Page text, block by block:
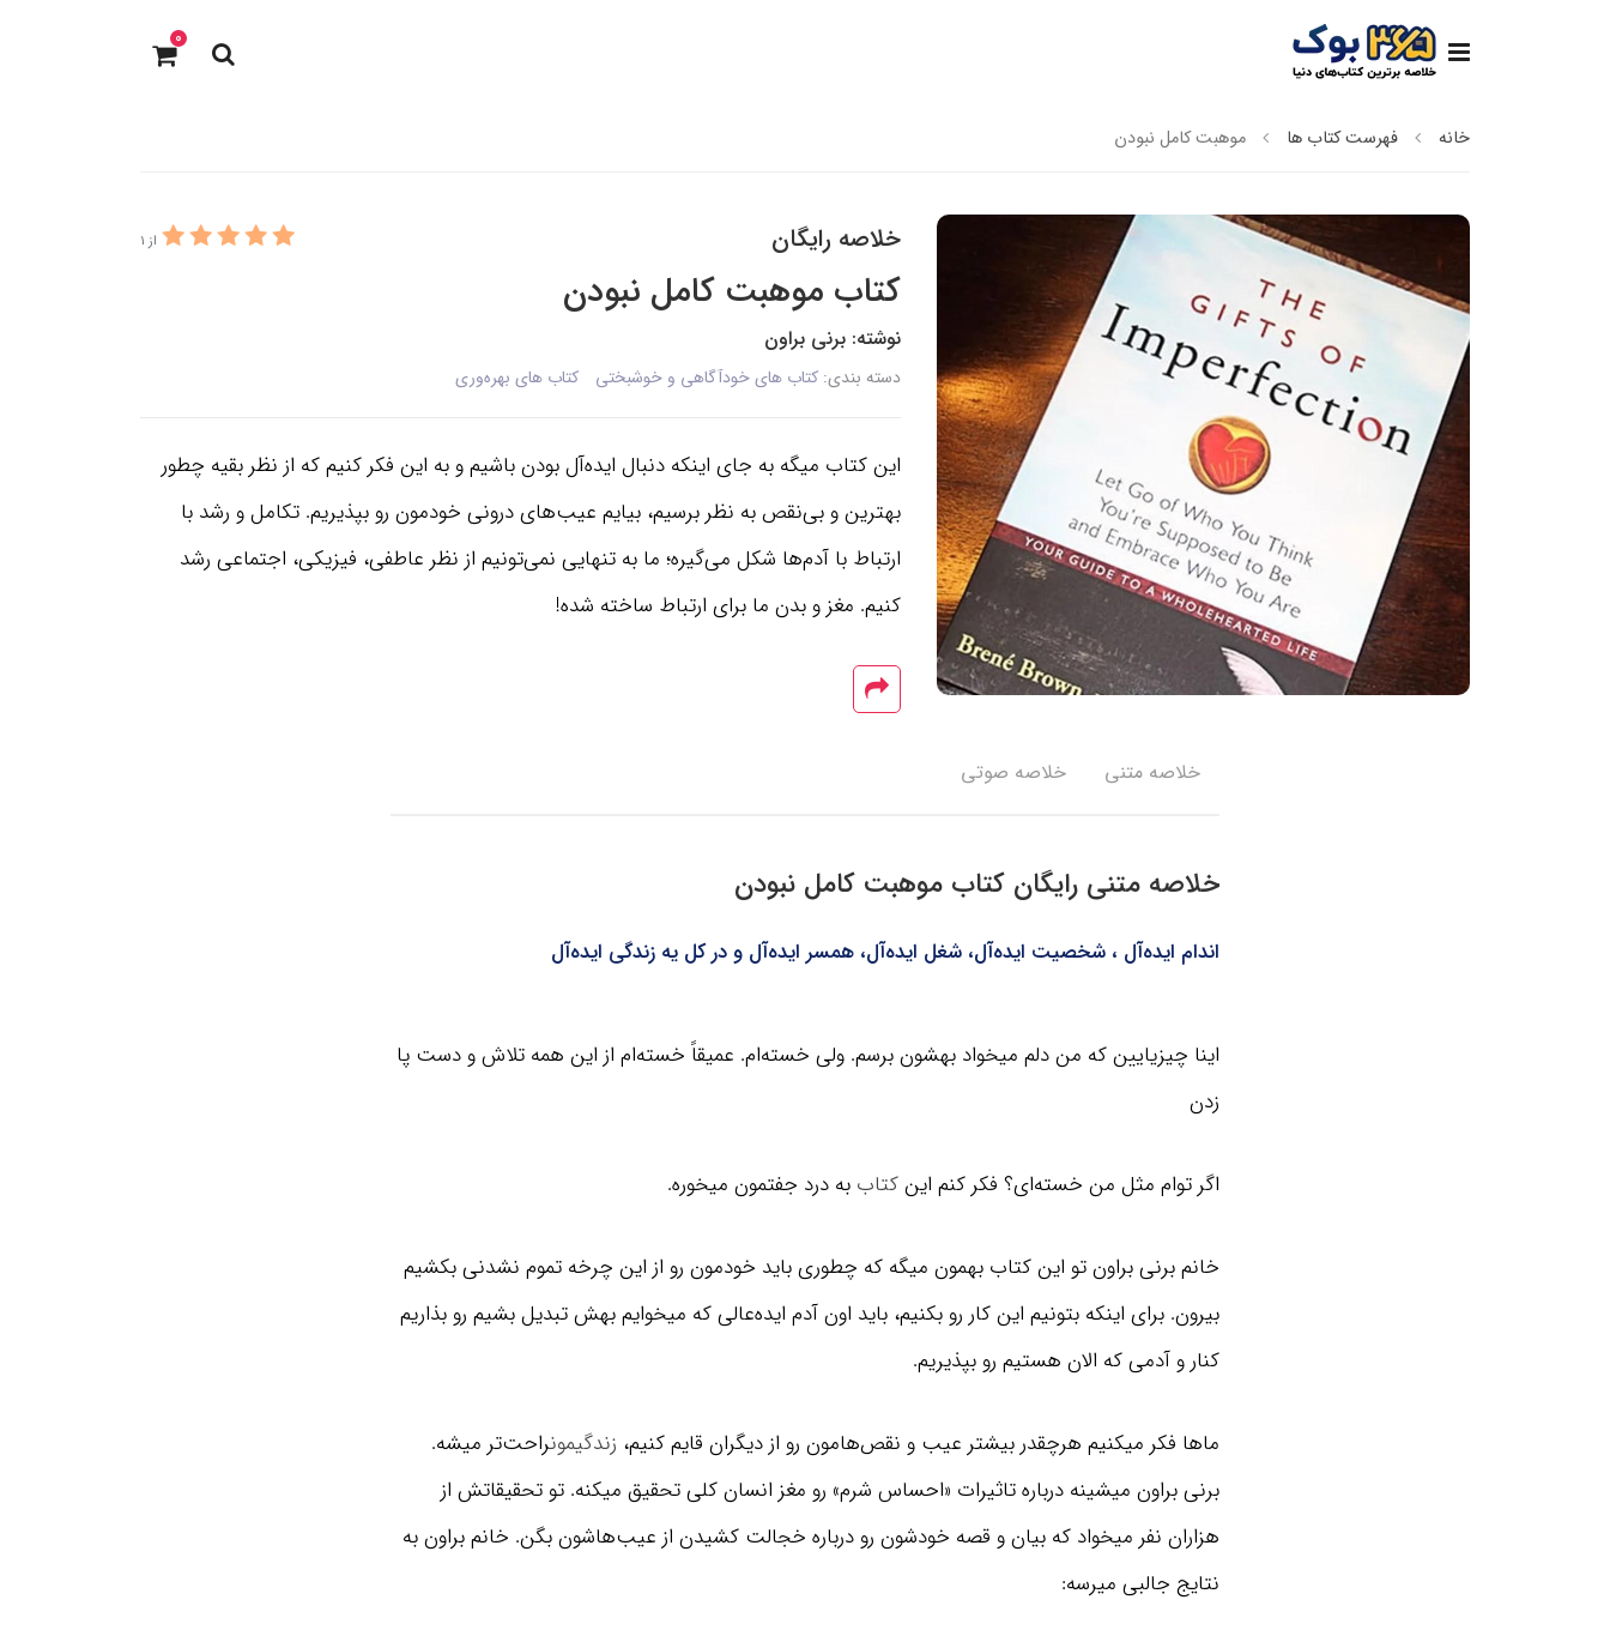
0
خانه فهرست کتاب ها موهبت کامل نبودن
خلاصه رایگان از 1
کتاب موهبت کامل نبودن
نوشته: برنی براون
دسته بندی: کتاب های خودآگاهی و خوشبختی کتاب های بهره‌وری
این کتاب میگه به جای اینکه دنبال ایده‌آل بودن باشیم و به این فکر کنیم که از نظر بقیه چطور
بهترین و بی‌نقص به نظر برسیم، بیایم عیب‌های درونی خودمون رو بپذیریم. تکامل و رشد با
ارتباط با آدم‌ها شکل می‌گیره؛ ما به تنهایی نمی‌تونیم از نظر عاطفی، فیزیکی، اجتماعی رشد
کنیم. مغز و بدن ما برای ارتباط ساخته شده!
خلاصه متنی خلاصه صوتی
خلاصه متنی رایگان کتاب موهبت کامل نبودن
اندام ایده‌آل ، شخصیت ایده‌آل، شغل ایده‌آل، همسر ایده‌آل و در کل یه زندگی ایده‌آل
اینا چیزیایین که من دلم میخواد بهشون برسم. ولی خسته‌ام. عمیقاً خسته‌ام از این همه تلاش و دست پا
زدن
اگر توام مثل من خسته‌ای؟ فکر کنم اینکتاب به درد جفتمون میخوره.
خانم برنی براون تو این کتاب بهمون میگه که چطوری باید خودمون رو از این چرخه تموم نشدنی بکشیم
بیرون. برای اینکه بتونیم این کار رو بکنیم، باید اون آدم ایده‌عالی که میخوایم بهش تبدیل بشیم رو بذاریم
کنار و آدمی که الان هستیم رو بپذیریم.
ماها فکر میکنیم هرچقدر بیشتر عیب و نقص‌هامون رو از دیگران قایم کنیم، زندگیمونراحت‌تر میشه.
برنی براون میشینه درباره تاثیرات «احساس شرم» رو مغز انسان کلی تحقیق میکنه. تو تحقیقاتش از
هزاران نفر میخواد که بیان و قصه خودشون رو درباره خجالت کشیدن از عیب‌هاشون بگن. خانم براون به
نتایج جالبی میرسه: